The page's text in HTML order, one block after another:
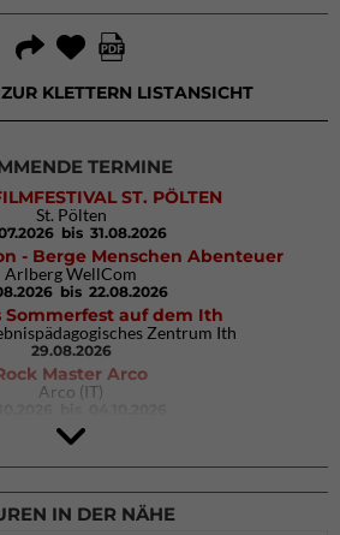
KLETTERN LISTANSICHT
TERMINE
ST. PÖLTEN
St. Pölten
bis 31.08.2026
- Berge Menschen Abenteuer
Arlberg WellCom
bis 22.08.2026
Sommerfest auf dem Ith
Zentrum Ith
29.08.2026
Master Arco
Arco (IT)
Festival Osttirol
Eisparkt Osttirol
bis 10.01.2027
IN DER NÄHE